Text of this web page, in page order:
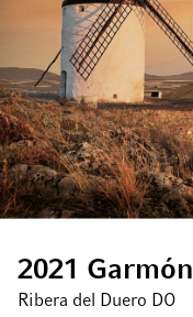
2021 Garmón
Ribera del Duero DO